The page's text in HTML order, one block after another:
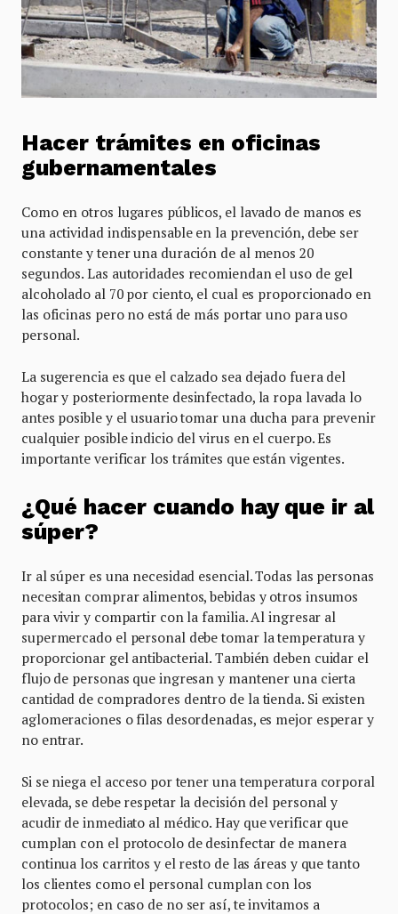
Hacer trámites en oficinas
gubernamentales
Como en otros lugares públicos, el lavado de manos es
una actividad indispensable en la prevención, debe ser
constante y tener una duración de al menos 20
segundos. Las autoridades recomiendan el uso de gel
alcoholado al 70 por ciento, el cual es proporcionado en
las oficinas pero no está de más portar uno para uso
personal.
La sugerencia es que el calzado sea dejado fuera del
hogar y posteriormente desin­fectado, la ropa lavada lo
antes posible y el usuario tomar una ducha para prevenir
cualquier posible indicio del virus en el cuerpo. Es
importante verificar los trámites que están vigentes.
¿Qué hacer cuando hay que ir al
súper?
Ir al súper es una necesidad esencial. Todas las personas
necesitan comprar alimentos, bebidas y otros insumos
para vivir y compartir con la familia. Al ingresar al
supermercado el personal debe tomar la temperatura y
proporcionar gel antibacterial. También deben cuidar el
flujo de personas que ingresan y mantener una cierta
cantidad de compradores dentro de la tienda. Si existen
aglomeraciones o filas desordenadas, es mejor esperar y
no entrar.
Si se niega el acceso por tener una temperatura corporal
elevada, se debe respetar la decisión del personal y
acudir de inmediato al médico. Hay que verificar que
cumplan con el protocolo de desinfectar de manera
continua los carritos y el resto de las áreas y que tanto
los clientes como el personal cumplan con los
protocolos; en caso de no ser así, te invitamos a